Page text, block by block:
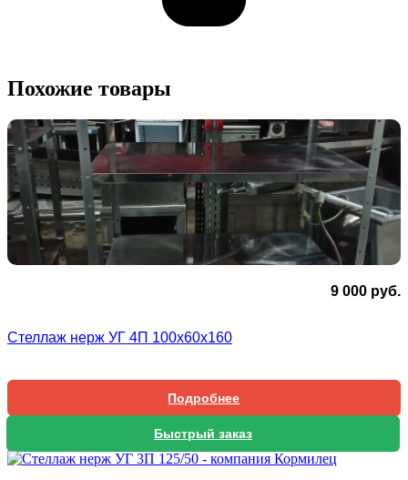
Похожие товары
9 000 руб.
Стеллаж нерж УГ 4П 100х60х160
Подробнее
Быстрый заказ